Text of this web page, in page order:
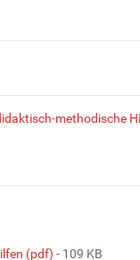
methodische
(pdf) - 109 KB